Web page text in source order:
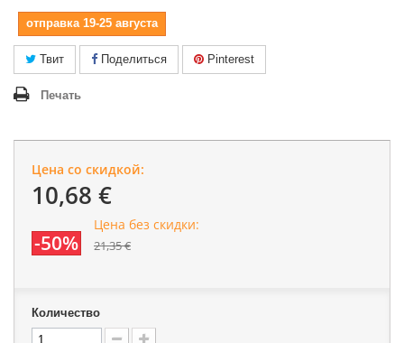
отправка 19-25 августа
Твит Поделиться Pinterest
Печать
Цена со скидкой:
10,68 €
-50%
Цена без скидки:
21,35 €
Количество